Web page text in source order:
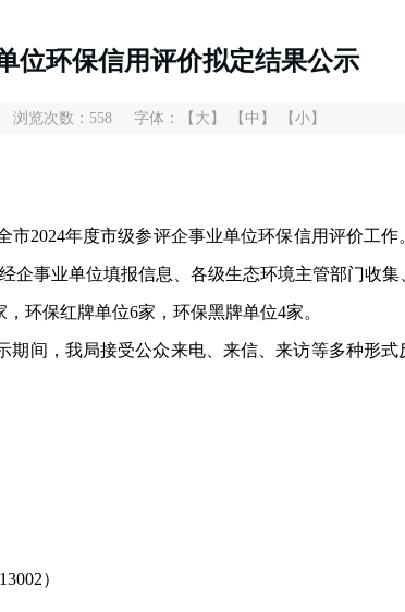
位环保信用评价拟定结果公示
浏览次数： 558 字体： 【大】 【中】 【小】
年度市级参评企事业单位环保信用评价工作
企事业单位填报信息、各级生态环境主管部门收
环保红牌单位6家，环保黑牌单位4家。
间，我局接受公众来电、来信、来访等多种形式
）